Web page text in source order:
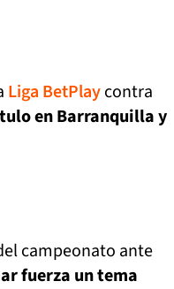
Liga BetPlaycontra
en Barranquilla y
campeonato ante
fuerza un tema